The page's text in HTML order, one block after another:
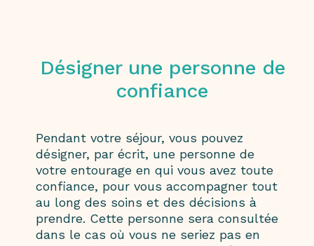
Désigner une personne de
confiance
Pendant votre séjour, vous pouvez
désigner, par écrit, une personne de
votre entourage en qui vous avez toute
confiance, pour vous accompagner tout
au long des soins et des décisions à
prendre. Cette personne sera consultée
dans le cas où vous ne seriez pas en